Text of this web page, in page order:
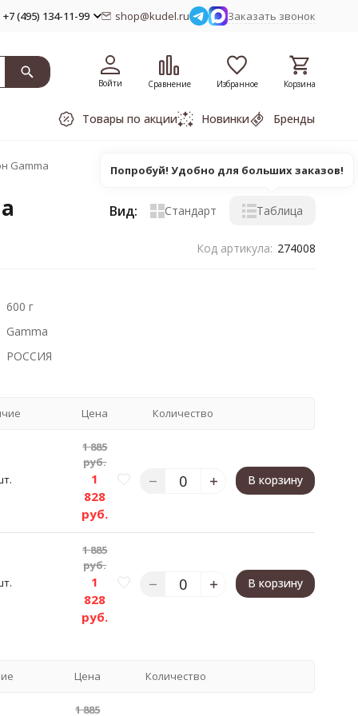
+7 (495) 134-11-99 shop@kudel.ru Заказать звонок
Войти Сравнение Избранное Корзина
Товары по акции Новинки Бренды
Gamma
Вид: Стандарт Таблица
Код артикула: 274008
600 г
Gamma
РОССИЯ
Цена Количество
1 885
руб.
1
828
руб.
В корзину
1 885
руб.
1
828
руб.
В корзину
Цена Количество
1 885
Попробуй! Удобно для больших заказов!